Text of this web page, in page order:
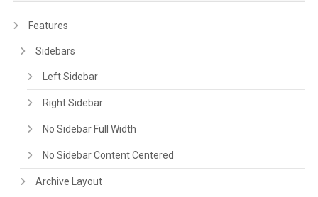
Features
Sidebars
Left Sidebar
Right Sidebar
No Sidebar Full Width
No Sidebar Content Centered
Archive Layout